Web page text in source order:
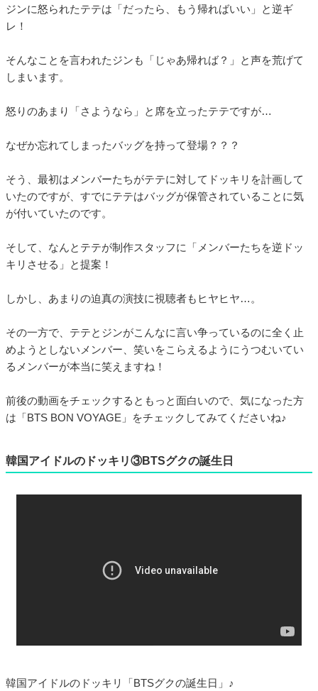
ジンに怒られたテテは「だったら、もう帰ればいい」と逆ギ
レ！
そんなことを言われたジンも「じゃあ帰れば？」と声を荒げて
しまいます。
怒りのあまり「さようなら」と席を立ったテテですが…
なぜか忘れてしまったバッグを持って登場？？？
そう、最初はメンバーたちがテテに対してドッキリを計画して
いたのですが、すでにテテはバッグが保管されていることに気
が付いていたのです。
そして、なんとテテが制作スタッフに「メンバーたちを逆ドッ
キリさせる」と提案！
しかし、あまりの迫真の演技に視聴者もヒヤヒヤ…。
その一方で、テテとジンがこんなに言い争っているのに全く止
めようとしないメンバー、笑いをこらえるようにうつむいてい
るメンバーが本当に笑えますね！
前後の動画をチェックするともっと面白いので、気になった方
は「BTS BON VOYAGE」をチェックしてみてくださいね♪
韓国アイドルのドッキリ③BTSグクの誕生日
韓国アイドルのドッキリ「BTSグクの誕生日」♪